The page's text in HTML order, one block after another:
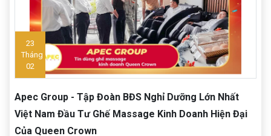
23
Tháng
02
Apec Group - Tập Đoàn BĐS Nghỉ Dưỡng Lớn Nhất
Việt Nam Đầu Tư Ghế Massage Kinh Doanh Hiện Đại
Của Queen Crown